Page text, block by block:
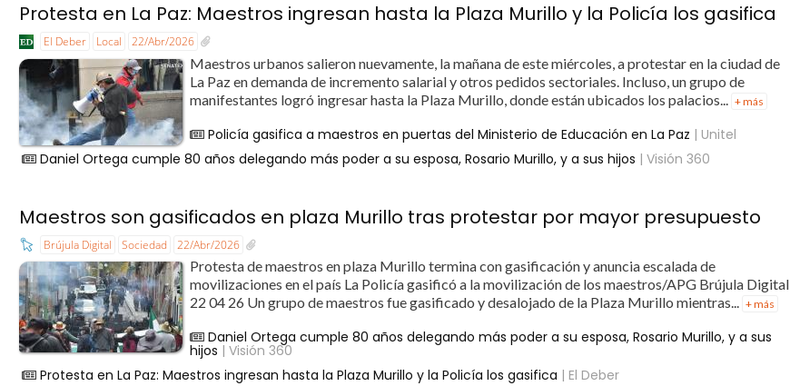
Protesta en La Paz: Maestros ingresan hasta la Plaza Murillo y la Policía los gasifica
El Deber Local 22/Abr/2026
Maestros urbanos salieron nuevamente, la mañana de este miércoles, a protestar en la ciudad de
La Paz en demanda de incremento salarial y otros pedidos sectoriales. Incluso, un grupo de
manifestantes logró ingresar hasta la Plaza Murillo, donde están ubicados los palacios... + más
Policía gasifica a maestros en puertas del Ministerio de Educación en La Paz | Unitel
Daniel Ortega cumple 80 años delegando más poder a su esposa, Rosario Murillo, y a sus hijos | Visión 360
Maestros son gasificados en plaza Murillo tras protestar por mayor presupuesto
Brújula Digital Sociedad 22/Abr/2026
Protesta de maestros en plaza Murillo termina con gasificación y anuncia escalada de
movilizaciones en el país La Policía gasificó a la movilización de los maestros/APG Brújula Digital
22 04 26 Un grupo de maestros fue gasificado y desalojado de la Plaza Murillo mientras... + más
Daniel Ortega cumple 80 años delegando más poder a su esposa, Rosario Murillo, y a sus
hijos | Visión 360
Protesta en La Paz: Maestros ingresan hasta la Plaza Murillo y la Policía los gasifica | El Deber